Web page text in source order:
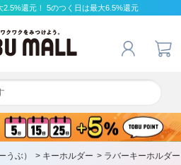
2.5%還元！ 5のつく日は最大6.5%還元
うぶ） > キーホルダー > ラバーキーホルダー